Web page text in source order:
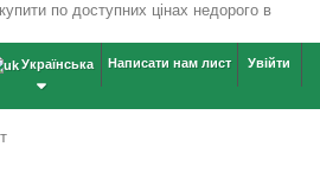
Увійти
Написати нам лист
Українська